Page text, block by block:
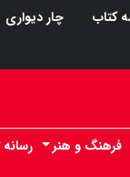
کتاب چار دیواری
فرهنگ و هنر رسانه